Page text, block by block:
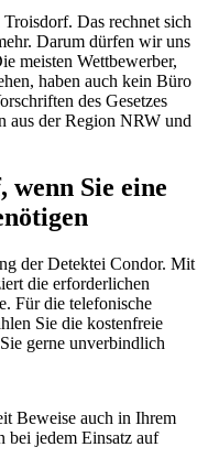
Das rechnet sich
Darum dürfen wir uns
meisten Wettbewerber,
haben auch kein Büro
des Gesetzes
aus der Region NRW und
wenn Sie eine
der Detektei Condor. Mit
die erforderlichen
Für die telefonische
Sie die kostenfreie
gerne unverbindlich
Beweise auch in Ihrem
bei jedem Einsatz auf